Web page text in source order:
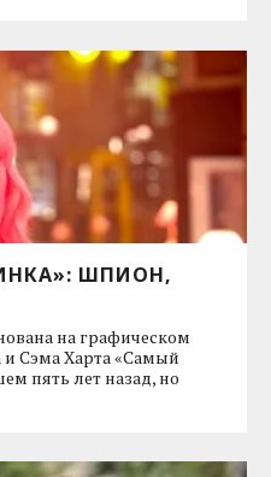
ШПИОН,
на графическом
Сэма Харта «Самый
пять лет назад, но